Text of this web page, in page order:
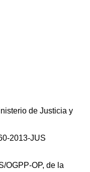
de Justicia y
2013-JUS
OGPP-OP, de la